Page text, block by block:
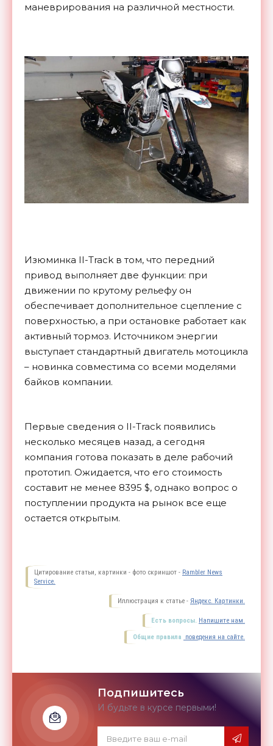
маневрирования на различной местности.
Изюминка II-Track в том, что передний
привод выполняет две функции: при
движении по крутому рельефу он
обеспечивает дополнительное сцепление с
поверхностью, а при остановке работает как
активный тормоз. Источником энергии
выступает стандартный двигатель мотоцикла
– новинка совместима со всеми моделями
байков компании.
Первые сведения о II-Track появились
несколько месяцев назад, а сегодня
компания готова показать в деле рабочий
прототип. Ожидается, что его стоимость
составит не менее 8395 $, однако вопрос о
поступлении продукта на рынок все еще
остается открытым.
Цитирование статьи, картинки - фото скриншот - Rambler News
Service.
Иллюстрация к статье - Яндекс. Картинки.
Есть вопросы. Напишите нам.
Общие правила поведения на сайте.
Подпишитесь
И будьте в курсе первыми!